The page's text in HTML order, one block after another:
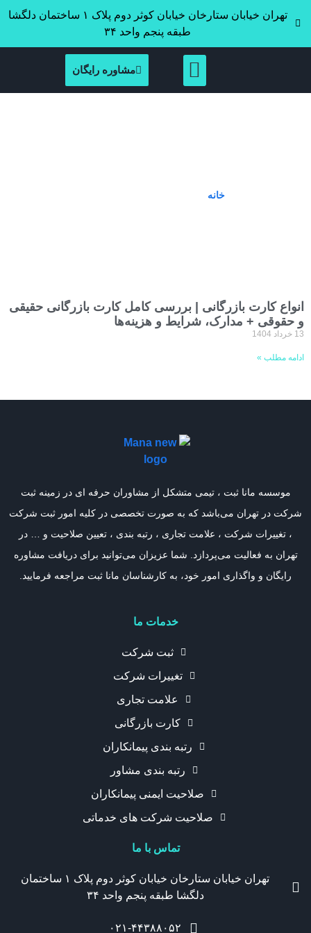
تهران خیابان ستارخان خیابان کوثر دوم پلاک ۱ ساختمان دلگشا
طبقه پنجم واحد ۳۴
مشاوره رایگان
خانه
انواع کارت بازرگانی | بررسی کامل کارت بازرگانی حقیقی
و حقوقی + مدارک، شرایط و هزینه‌ها
13 خرداد 1404
ادامه مطلب »
موسسه مانا ثبت ، تیمی متشکل از مشاوران حرفه ای در زمینه ثبت
شرکت در تهران می‌باشد که به صورت تخصصی در کلیه امور ثبت شرکت
، تغییرات شرکت ، علامت تجاری ، رتبه بندی ، تعیین صلاحیت و … در
تهران به فعالیت می‌پردازد. شما عزیزان می‌توانید برای دریافت مشاوره
رایگان و واگذاری امور خود، به کارشناسان مانا ثبت مراجعه فرمایید.
خدمات ما
ثبت شرکت
تغییرات شرکت
علامت تجاری
کارت بازرگانی
رتبه بندی پیمانکاران
رتبه بندی مشاور
صلاحیت ایمنی پیمانکاران
صلاحیت شرکت های خدماتی
تماس با ما
تهران خیابان ستارخان خیابان کوثر دوم پلاک ۱ ساختمان
دلگشا طبقه پنجم واحد ۳۴
۰۲۱-۴۴۳۸۸۰۵۲